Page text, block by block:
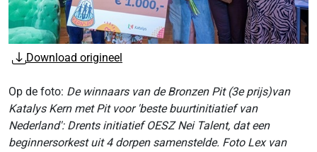
Download origineel
Op de foto: De winnaars van de Bronzen Pit (3e prijs)van
Katalys Kern met Pit voor 'beste buurtinitiatief van
Nederland': Drents initiatief OESZ Nei Talent, dat een
beginnersorkest uit 4 dorpen samenstelde. Foto Lex van